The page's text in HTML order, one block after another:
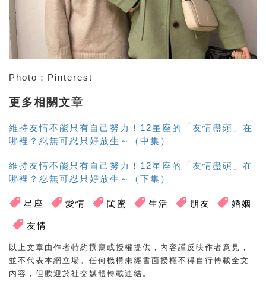
Photo ： Pinterest
更多相關文章
維持友情不能只有自己努力！12星座的「友情盡頭」在
哪裡？忍無可忍只好放生～（中集）
維持友情不能只有自己努力！12星座的「友情盡頭」在
哪裡？忍無可忍只好放生～（下集）
星座 愛情 閨蜜 生活 朋友 婚姻
友情
以上文章由作者特約撰寫或授權提供，內容謹反映作者意見，
並不代表本網立場。任何機構未經書面授權不得自行轉載全文
內容，但歡迎於社交媒體轉載連結。